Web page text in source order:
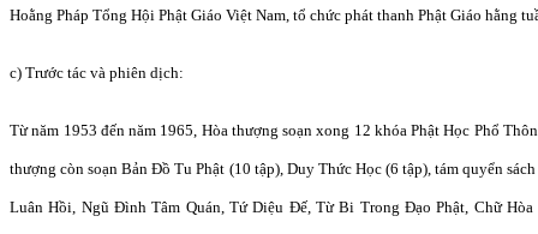
Hoằng Pháp Tổng Hội Phật Giáo Việt Nam, tổ chức phát thanh Phật Giáo hằng
c) Trước tác và phiên dịch:
Từ năm 1953 đến năm 1965, Hòa thượng soạn xong 12 khóa Phật Học Phổ
thượng còn soạn Bản Đồ Tu Phật (10 tập), Duy Thức Học (6 tập), tám quyển
Luân Hồi, Ngũ Đình Tâm Quán, Tứ Diệu Đế, Từ Bi Trong Đạo Phật, Chữ